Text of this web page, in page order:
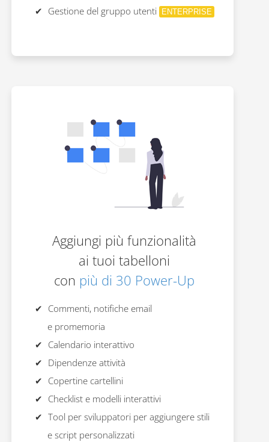
Gestione del gruppo utenti ENTERPRISE
Aggiungi più funzionalità
ai tuoi tabelloni
con più di 30 Power-Up
Commenti, notifiche email
e promemoria
Calendario interattivo
Dipendenze attività
Copertine cartellini
Checklist e modelli interattivi
Tool per sviluppatori per aggiungere stili
e script personalizzati